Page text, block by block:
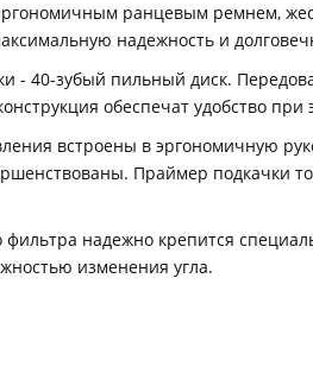
ранцевым ремнем,
надежность и
- 40-зубый пильный диск.
обеспечат удобство при
встроены в эргономичную
Праймер подкачки
надежно крепится
изменения угла.